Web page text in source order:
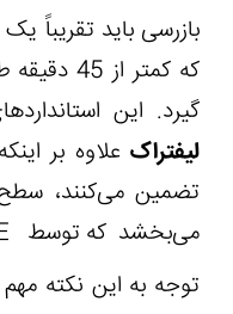
بازرسی باید تقریباً
که کمتر
گیرد. این
لیفتراک علاوه بر
تضمین می‌کنند، سطح
می‌بخشد که توسط
توجه به این نکته